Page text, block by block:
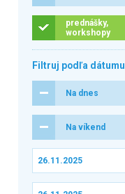
prednášky,
workshopy
Filtruj podľa dátumu
Na dnes
Na víkend